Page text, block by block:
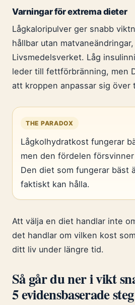
Varningar för extrema dieter
Lågkaloripulver ger snabb
hållbar utan
Livsmedelsverket. Låg
leder till fettförbränning, men
att kroppen anpassar sig över
THE PARADOX
Lågkolhydratkost fungerar
men den fördelen
Den diet som fungerar bäst
faktiskt kan hålla.
Att välja en diet handlar inte
det handlar om vilken kost
ditt liv under längre tid.
Så går du ner i vikt
5 evidensbaserade steg